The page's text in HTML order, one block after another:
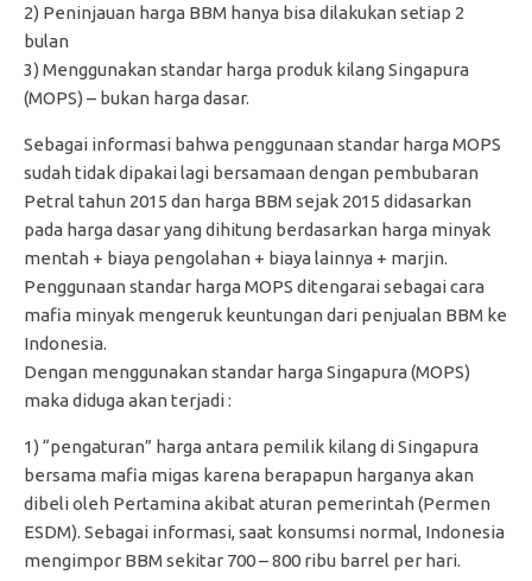
2) Peninjauan harga BBM hanya bisa dilakukan setiap 2
bulan
3) Menggunakan standar harga produk kilang Singapura
(MOPS) – bukan harga dasar.
Sebagai informasi bahwa penggunaan standar harga MOPS
sudah tidak dipakai lagi bersamaan dengan pembubaran
Petral tahun 2015 dan harga BBM sejak 2015 didasarkan
pada harga dasar yang dihitung berdasarkan harga minyak
mentah + biaya pengolahan + biaya lainnya + marjin.
Penggunaan standar harga MOPS ditengarai sebagai cara
mafia minyak mengeruk keuntungan dari penjualan BBM ke
Indonesia.
Dengan menggunakan standar harga Singapura (MOPS)
maka diduga akan terjadi :
1) “pengaturan” harga antara pemilik kilang di Singapura
bersama mafia migas karena berapapun harganya akan
dibeli oleh Pertamina akibat aturan pemerintah (Permen
ESDM). Sebagai informasi, saat konsumsi normal, Indonesia
mengimpor BBM sekitar 700 – 800 ribu barrel per hari.